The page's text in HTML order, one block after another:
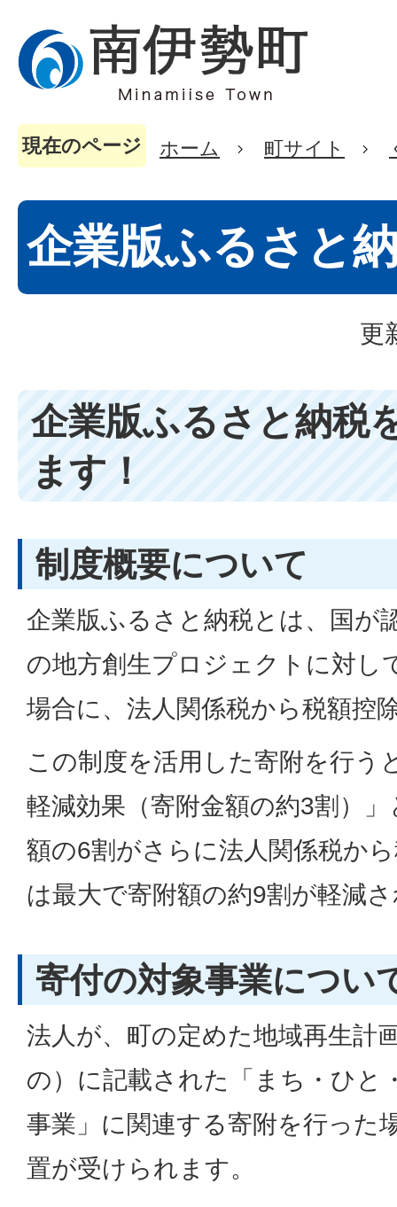
現在のページ ホーム 町サイト
企業版ふるさと
更
企業版ふるさと納税
ます！
制度概要について
企業版ふるさと納税とは、国が
の地方創生プロジェクトに対し
場合に、法人関係税から税額控
この制度を活用した寄附を行う
軽減効果（寄附金額の約3割）
額の6割がさらに法人関係税か
は最大で寄附額の約9割が軽減
寄付の対象事業につい
法人が、町の定めた地域再生計
の）に記載された「まち・ひと
事業」に関連する寄附を行った
置が受けられます。